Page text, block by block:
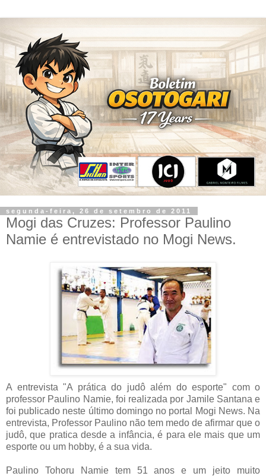
segunda-feira, 26 de setembro de 2011
Mogi das Cruzes: Professor Paulino
Namie é entrevistado no Mogi News.
A entrevista "A prática do judô além do esporte" com o
professor Paulino Namie, foi realizada por Jamile Santana e
foi publicado neste último domingo no portal Mogi News. Na
entrevista, Professor Paulino não tem medo de afirmar que o
judô, que pratica desde a infância, é para ele mais que um
esporte ou um hobby, é a sua vida.
Paulino Tohoru Namie tem 51 anos e um jeito muito